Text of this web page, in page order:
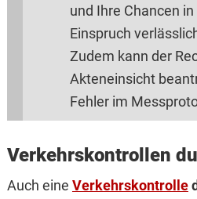
und Ihre Chancen
Einspruch
Zudem kann der
Akteneinsicht
Fehler im
Verkehrskontrollen
Auch eine Verkehrskontrolle